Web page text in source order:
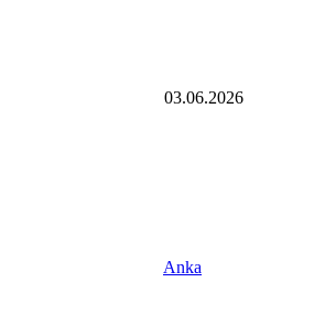
03.06.2026
Anka